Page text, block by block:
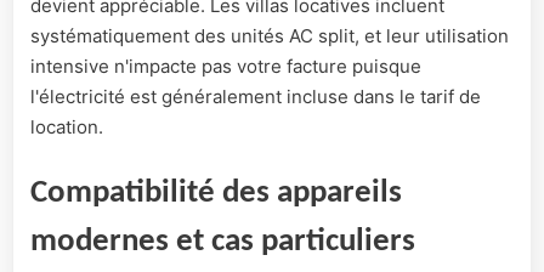
devient appréciable. Les villas locatives incluent
systématiquement des unités AC split, et leur utilisation
intensive n'impacte pas votre facture puisque
l'électricité est généralement incluse dans le tarif de
location.
Compatibilité des appareils
modernes et cas particuliers